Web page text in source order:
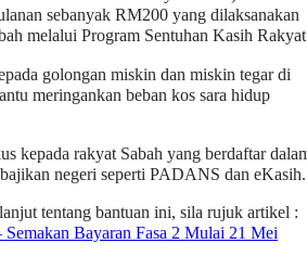
sebanyak RM200 yang dilaksanakan
melalui Program Sentuhan Kasih
golongan miskin dan miskin tegar di
meringankan beban kos sara hidup
kepada rakyat Sabah yang berdaftar
negeri seperti PADANS dan eKasih.
tentang bantuan ini, sila rujuk artikel :
Bayaran Fasa 2 Mulai 21 Mei